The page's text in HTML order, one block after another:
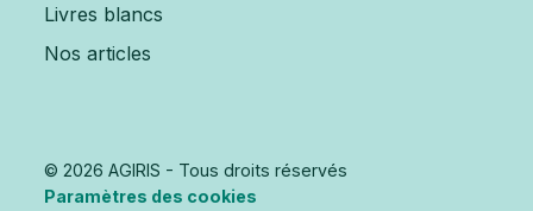
Livres blancs
Nos articles
© 2026 AGIRIS - Tous droits réservés
Paramètres des cookies